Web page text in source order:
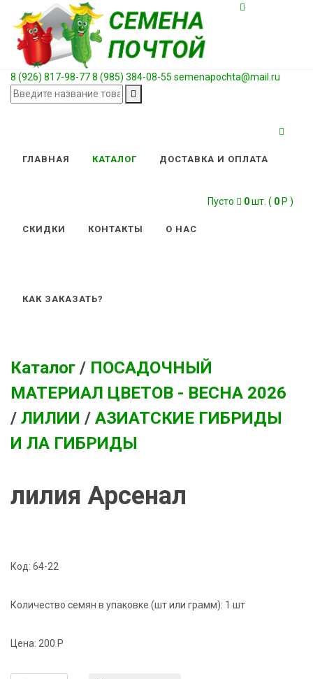
8 (926) 817-98-778 (985) 384-08-55 semenapochta@mail.ru
ГЛАВНАЯ КАТАЛОГ ДОСТАВКА И ОПЛАТА
СКИДКИ КОНТАКТЫ О НАС
КАК ЗАКАЗАТЬ?
Пусто 0шт. ( 0 Р )
Каталог / ПОСАДОЧНЫЙ
МАТЕРИАЛ ЦВЕТОВ - ВЕСНА 2026
/ ЛИЛИИ / АЗИАТСКИЕ ГИБРИДЫ
И ЛА ГИБРИДЫ
лилия Арсенал
Код: 64-22
Количество семян в упаковке (шт или грамм): 1 шт
Цена: 200 Р